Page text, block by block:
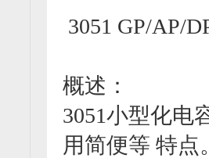
3051 GP/AP/
概述：
3051小型化电
用简便等 特